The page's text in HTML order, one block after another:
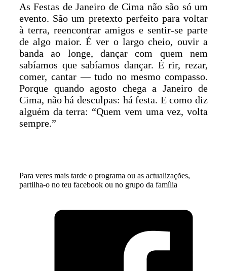
As Festas de Janeiro de Cima não são só um
evento. São um pretexto perfeito para voltar
à terra, reencontrar amigos e sentir-se parte
de algo maior. É ver o largo cheio, ouvir a
banda ao longe, dançar com quem nem
sabíamos que sabíamos dançar. É rir, rezar,
comer, cantar — tudo no mesmo compasso.
Porque quando agosto chega a Janeiro de
Cima, não há desculpas: há festa. E como diz
alguém da terra: “Quem vem uma vez, volta
sempre.”
Para veres mais tarde o programa ou as actualizações,
partilha-o no teu facebook ou no grupo da família